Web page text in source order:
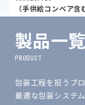
（手供給コンベア含
製品一覧
包装工程を担うプ
最適な包装システ